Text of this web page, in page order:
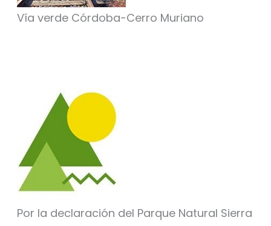
Vía verde Córdoba-Cerro Muriano
Por la declaración del Parque Natural Sierra